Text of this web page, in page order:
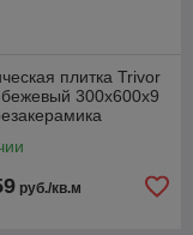
плитка Trivor
бежевый 300х600x9
руб./кв.м